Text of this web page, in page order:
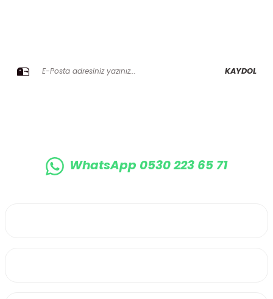
KAYDOL
WhatsApp 0530 223 65 71